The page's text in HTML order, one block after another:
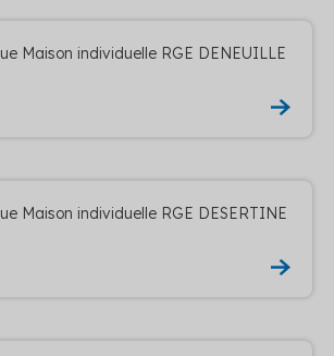
Maison individuelle RGE DENEUILLE
Maison individuelle RGE DESERTINE